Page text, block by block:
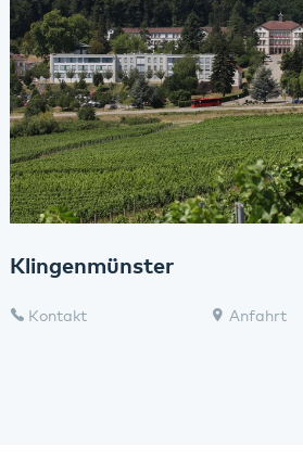
Klingenmünster
Kontakt Anfahrt